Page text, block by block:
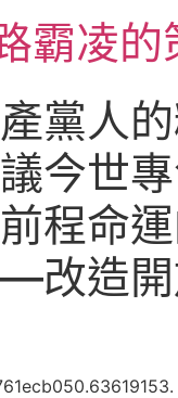
霸凌的
黨人
今世
程命
改造開